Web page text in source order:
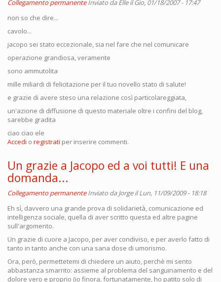
Collegamento permanente Inviato daElleil Gio, 01/18/2007 - 17:47
non so che dire...
cavolo...
jacopo sei stato eccezionale, sia nel fare che nel comunicare
operazione grandiosa, veramente
sono ammutolita
mille miliardi di felicitazione per il tuo novello stato di salute!
e grazie di avere steso una relazione così particolareggiata,
un'azione di diffusione di questo materiale oltre i confini del blog,
sarebbe gradita
ciao ciao ele
Accedi o registrati per inserire commenti.
Un grazie a Jacopo ed a voi tutti! E una
domanda...
Collegamento permanente Inviato daJorgeil Lun, 11/09/2009 - 18:18
Eh sì, davvero una grande prova di solidarietà, comunicazione ed
intelligenza sociale, quella di aver scritto questa ed altre pagine
sull'argomento.
Un grazie di cuore a Jacopo, per aver condiviso, e per averlo fatto di
tanto in tanto anche con una sana dose di umorismo.
Ora, però, permettetemi di chiedere un aiuto, perchè mi sento
abbastanza smarrito: assieme al problema del sanguinamento e del
dolore vero e proprio (io finora, fortunatamente, ho patito solo di